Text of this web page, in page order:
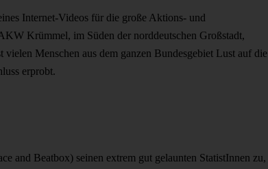
Internet-Videos für die große Aktions- und
Krümmel, im Süden der norddeutschen Großstadt,
Menschen aus dem ganzen Bundesgebiet Lust auf die
erprobt.
and Beatbox) seinen extrem gut gelaunten StatistInnen zu,